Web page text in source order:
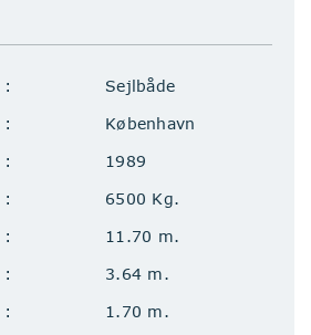
Sejlbåde
København
1989
6500 Kg.
11.70 m.
3.64 m.
1.70 m.